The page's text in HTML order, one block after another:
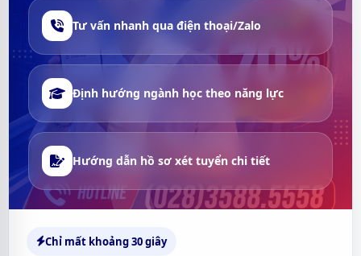
Tư vấn nhanh qua điện thoại/Zalo
Định hướng ngành học theo năng lực
Hướng dẫn hồ sơ xét tuyển chi tiết
Chỉ mất khoảng 30 giây